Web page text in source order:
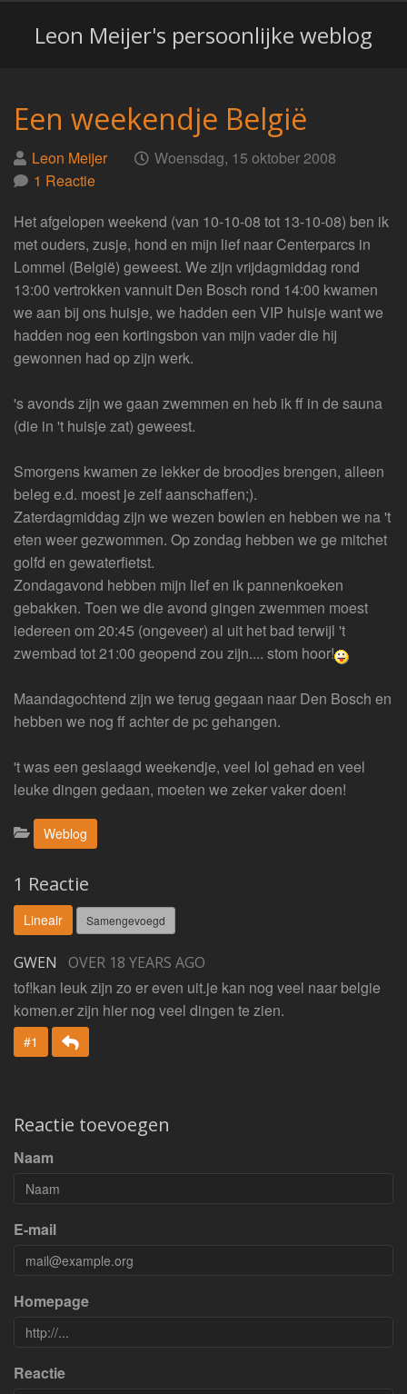
Leon Meijer's persoonlijke weblog
Een weekendje België
Geplaatst
door
Leon Meijer op Woensdag, 15 oktober 2008
1 Reactie
Het afgelopen weekend (van 10-10-08 tot 13-10-08) ben ik
met ouders, zusje, hond en mijn lief naar Centerparcs in
Lommel (België) geweest. We zijn vrijdagmiddag rond
13:00 vertrokken vannuit Den Bosch rond 14:00 kwamen
we aan bij ons huisje, we hadden een VIP huisje want we
hadden nog een kortingsbon van mijn vader die hij
gewonnen had op zijn werk.
's avonds zijn we gaan zwemmen en heb ik ff in de sauna
(die in 't huisje zat) geweest.
Smorgens kwamen ze lekker de broodjes brengen, alleen
beleg e.d. moest je zelf aanschaffen;).
Zaterdagmiddag zijn we wezen bowlen en hebben we na 't
eten weer gezwommen. Op zondag hebben we ge mitchet
golfd en gewaterfietst.
Zondagavond hebben mijn lief en ik pannenkoeken
gebakken. Toen we die avond gingen zwemmen moest
iedereen om 20:45 (ongeveer) al uit het bad terwijl 't
zwembad tot 21:00 geopend zou zijn.... stom hoor!
Maandagochtend zijn we terug gegaan naar Den Bosch en
hebben we nog ff achter de pc gehangen.
't was een geslaagd weekendje, veel lol gehad en veel
leuke dingen gedaan, moeten we zeker vaker doen!
Categorieën:
Weblog
1 Reactie
Lineair Samengevoegd
GWEN OVER 18 YEARS AGO
tof!kan leuk zijn zo er even uit.je kan nog veel naar belgie
komen.er zijn hier nog veel dingen te zien.
#1 Beantwoorden
Reactie toevoegen
Naam
E-mail
Homepage
Reactie